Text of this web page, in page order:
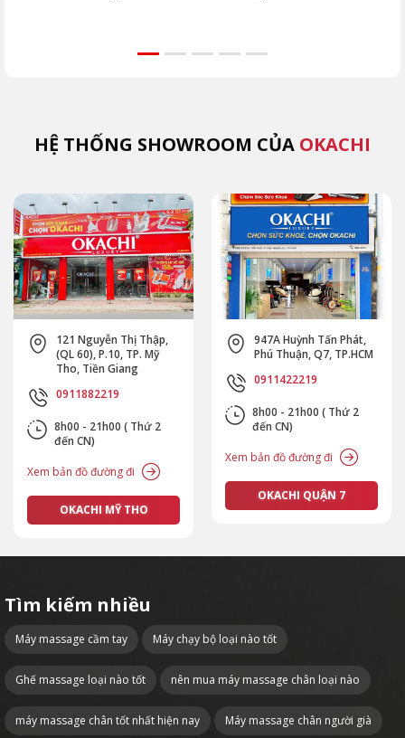
HỆ THỐNG SHOWROOM CỦA OKACHI
121 Nguyễn Thị Thập,
(QL 60), P.10, TP. Mỹ
Tho, Tiền Giang
0911882219
8h00 - 21h00 ( Thứ 2
đến CN)
Xem bản đồ đường đi
OKACHI MỸ THO
947A Huỳnh Tấn Phát,
Phú Thuận, Q7, TP.HCM
0911422219
8h00 - 21h00 ( Thứ 2
đến CN)
Xem bản đồ đường đi
OKACHI QUẬN 7
Tìm kiếm nhiều
Máy massage cầm tay Máy chạy bộ loại nào tốt
Ghế massage loại nào tốt nên mua máy massage chân loại nào
máy massage chân tốt nhất hiện nay Máy massage chân người già